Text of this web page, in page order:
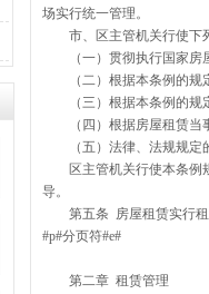
场实行统一管理。
市、区主管机关行使下
（一）贯彻执行国家
（二）根据本条例的
（三）根据本条例的
（四）根据房屋租赁
（五）法律、法规规
区主管机关行使本条
导。
第五条 房屋租赁实行
#p#分页符#e#
第二章 租赁管理